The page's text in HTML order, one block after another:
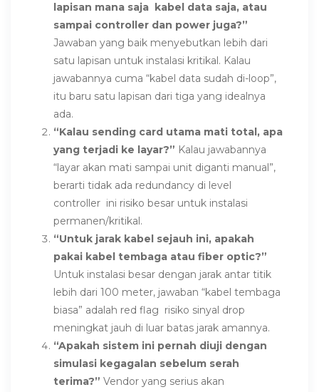
lapisan mana saja kabel data saja, atau
sampai controller dan power juga?”
Jawaban yang baik menyebutkan lebih dari
satu lapisan untuk instalasi kritikal. Kalau
jawabannya cuma “kabel data sudah di-loop”,
itu baru satu lapisan dari tiga yang idealnya
ada.
“Kalau sending card utama mati total, apa
yang terjadi ke layar?” Kalau jawabannya
“layar akan mati sampai unit diganti manual”,
berarti tidak ada redundancy di level
controller ini risiko besar untuk instalasi
permanen/kritikal.
“Untuk jarak kabel sejauh ini, apakah
pakai kabel tembaga atau fiber optic?”
Untuk instalasi besar dengan jarak antar titik
lebih dari 100 meter, jawaban “kabel tembaga
biasa” adalah red flag risiko sinyal drop
meningkat jauh di luar batas jarak amannya.
“Apakah sistem ini pernah diuji dengan
simulasi kegagalan sebelum serah
terima?” Vendor yang serius akan